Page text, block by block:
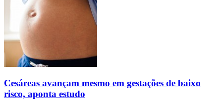
Cesáreas avançam mesmo em gestações de baixo
risco, aponta estudo